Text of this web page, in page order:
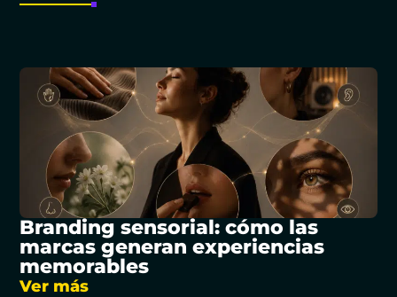
Branding sensorial: cómo las
marcas generan experiencias
memorables
Ver más